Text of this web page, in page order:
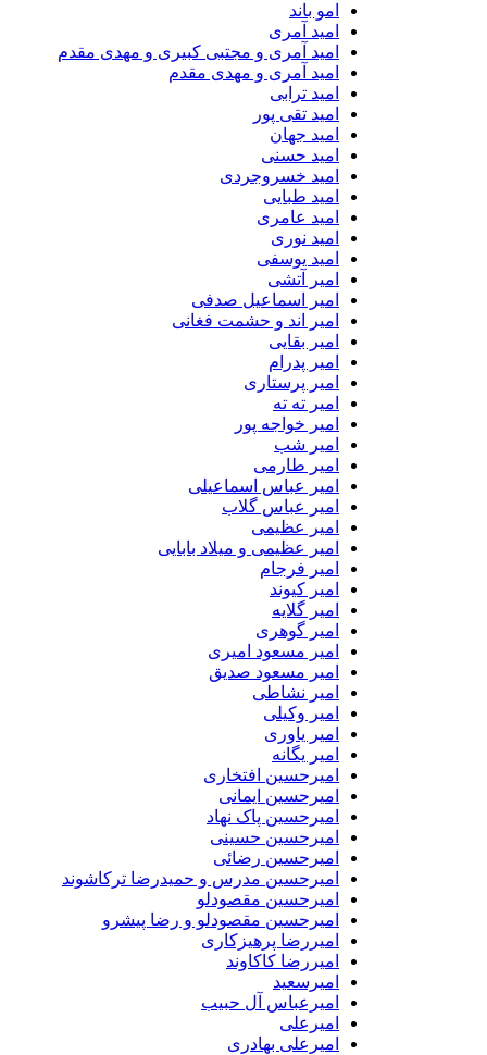
امو باند
امید آمری
امید آمری و مجتبی کبیری و مهدى مقدم
امید آمری و مهدی مقدم
امید ترابی
امید تقی پور
امید جهان
امید حسنی
امید خسروجردی
امید طبایی
امید عامری
امید نوری
امید یوسفی
امیر آتشی
امیر اسماعیل صدفی
امیر اند و حشمت فغانی
امیر بقایی
امیر پدرام
امیر پرستاری
امیر ته ته
امیر خواجه پور
امیر شب
امیر طارمی
امیر عباس اسماعیلی
امیر عباس گلاب
امیر عظیمی
امیر عظیمی و میلاد بابایی
امیر فرجام
امیر کیوند
امیر گلایه
امیر گوهری
امیر مسعود امیری
امیر مسعود صدیق
امیر نشاطی
امیر وکیلی
امیر یاوری
امیر یگانه
امیرحسین افتخاری
امیرحسین ایمانی
امیرحسین پاک نهاد
امیرحسین حسینی
امیرحسین رضائی
امیرحسین مدرس و حمیدرضا ترکاشوند
امیرحسین مقصودلو
امیرحسین مقصودلو و رضا پیشرو
امیررضا پرهیزکاری
امیررضا کاکاوند
امیرسعید
امیرعباس آل حبیب
امیرعلی
امیرعلی بهادری